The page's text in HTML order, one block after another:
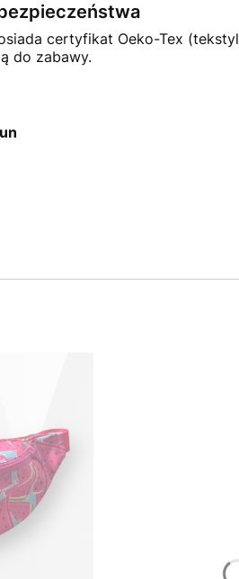
certyfikat Oeko-Tex
do zabawy.